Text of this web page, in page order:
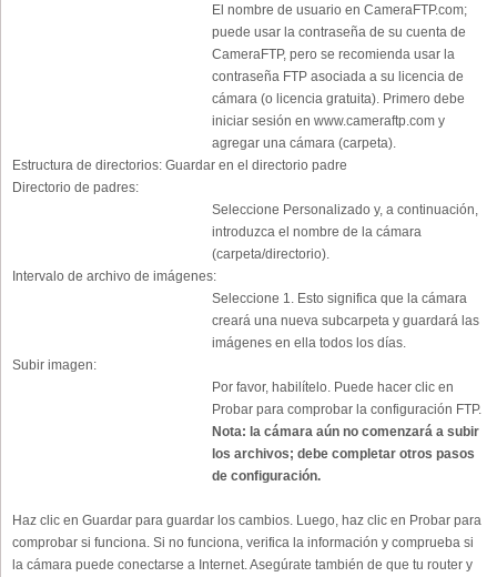
El nombre de usuario en CameraFTP.com;
puede usar la contraseña de su cuenta de
CameraFTP, pero se recomienda usar la
contraseña FTP asociada a su licencia de
cámara (o licencia gratuita). Primero debe
iniciar sesión en www.cameraftp.com y
agregar una cámara (carpeta).
Estructura de directorios: Guardar en el directorio padre
Directorio de padres:
Seleccione Personalizado y, a continuación,
introduzca el nombre de la cámara
(carpeta/directorio).
Intervalo de archivo de imágenes:
Seleccione 1. Esto significa que la cámara
creará una nueva subcarpeta y guardará las
imágenes en ella todos los días.
Subir imagen:
Por favor, habilítelo. Puede hacer clic en
Probar para comprobar la configuración FTP.
Nota: la cámara aún no comenzará a subir
los archivos; debe completar otros pasos
de configuración.
Haz clic en Guardar para guardar los cambios. Luego, haz clic en Probar para
comprobar si funciona. Si no funciona, verifica la información y comprueba si
la cámara puede conectarse a Internet. Asegúrate también de que tu router y